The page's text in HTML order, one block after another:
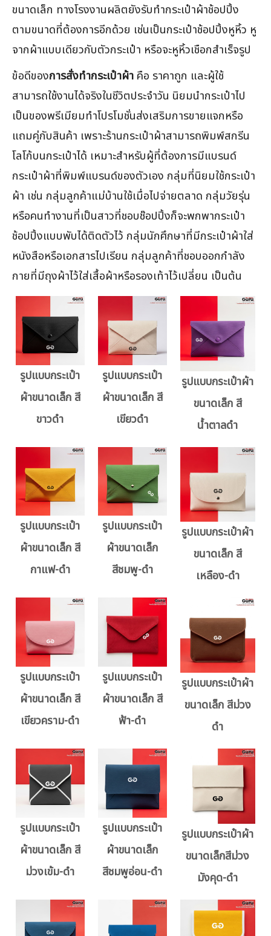
ขนาดเล็ก ทางโรงงานผลิตยังรับทำกระเป๋าผ้าช้อปปิ้ง
ตามขนาดที่ต้องการอีกด้วย เช่นเป็นกระเป๋าช้อปปิ้งหูหิ้ว หู
จากผ้าแบบเดียวกับตัวกระเป๋า หรือจะหูหิ้วเชือกสำเร็จรูป
ข้อดีของการสั่งทำกระเป๋าผ้า คือ ราคาถูก และผู้ใช้
สามารถใช้งานได้จริงในชีวิตประจำวัน นิยมนำกระเป๋าไป
เป็นของพรีเมียมทำโปรโมชั่นส่งเสริมการขายแจกหรือ
แถมคู่กับสินค้า เพราะร้านกระเป๋าผ้าสามารถพิมพ์สกรีน
โลโก้บนกระเป๋าได้ เหมาะสำหรับผู้ที่ต้องการมีแบรนด์
กระเป๋าผ้าที่พิมพ์แบรนด์ของตัวเอง กลุ่มที่นิยมใช้กระเป๋า
ผ้า เช่น กลุ่มลูกค้าแม่บ้านใช้เมื่อไปจ่ายตลาด กลุ่มวัยรุ่น
หรือคนทำงานที่เป็นสาวที่ชอบช๊อปปิ้งก็จะพกพากระเป๋า
ช้อปปิ้งแบบพับได้ติดตัวไว้ กลุ่มนักศึกษาที่มีกระเป๋าผ้าใส่
หนังสือหรือเอกสารไปเรียน กลุ่มลูกค้าที่ชอบออกกำลัง
กายที่มีถุงผ้าไว้ใส่เสื้อผ้าหรือรองเท้าไว้เปลี่ยน เป็นต้น
รูปแบบกระเป๋า
ผ้าขนาดเล็ก สี
ขาวดำ
รูปแบบกระเป๋า
ผ้าขนาดเล็ก สี
เขียวดำ
รูปแบบกระเป๋าผ้า
ขนาดเล็ก สี
น้ำตาลดำ
รูปแบบกระเป๋า
ผ้าขนาดเล็ก สี
กาแฟ-ดำ
รูปแบบกระเป๋า
ผ้าขนาดเล็ก
สีชมพู-ดำ
รูปแบบกระเป๋าผ้า
ขนาดเล็ก สี
เหลือง-ดำ
รูปแบบกระเป๋า
ผ้าขนาดเล็ก สี
เขียวคราม-ดำ
รูปแบบกระเป๋า
ผ้าขนาดเล็ก สี
ฟ้า-ดำ
รูปแบบกระเป๋าผ้า
ขนาดเล็ก สีม่วง
ดำ
รูปแบบกระเป๋า
ผ้าขนาดเล็ก สี
ม่วงเข้ม-ดำ
รูปแบบกระเป๋า
ผ้าขนาดเล็ก
สีชมพูอ่อน-ดำ
รูปแบบกระเป๋าผ้า
ขนาดเล็กสีม่วง
มังคุด-ดำ